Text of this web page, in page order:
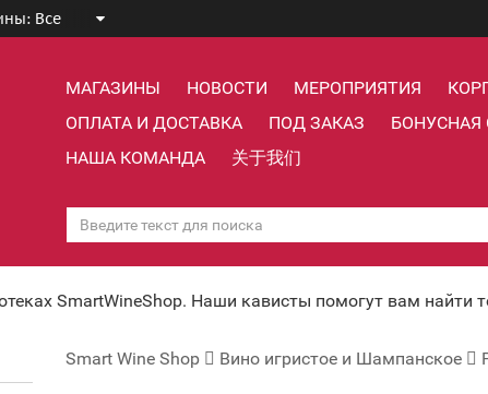
Все
МАГАЗИНЫ НОВОСТИ МЕРОПРИЯТИЯ
ОПЛАТА И ДОСТАВКА
ПОД ЗАКАЗ
БОНУСНАЯ
НАША КОМАНДА
关于我们
SmartWineShop. Наши кависты помогут вам найти
Smart Wine Shop Вино игристое и Шампанское